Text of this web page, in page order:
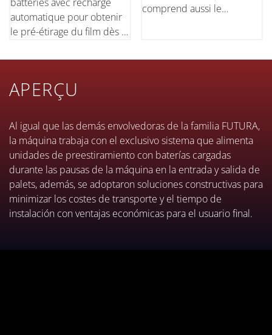
automatique pour obtenir
le pré-étirage du film dès le
est possible de pré-étirer
jusqu'à 300%.
comprend aussi le
APERÇU
Al igual que las demás envolvedoras de la familia FUTURA,
la máquina trabaja con el exclusivo sistema que alimenta
unidades de preestiramiento con baterías cargadas
durante las pausas de la máquina en la entrada y salida de
palets, además, se adoptaron soluciones constructivas para
minimizar los costes de transporte y el tiempo de
instalación con ventajas económicas para el usuario final.